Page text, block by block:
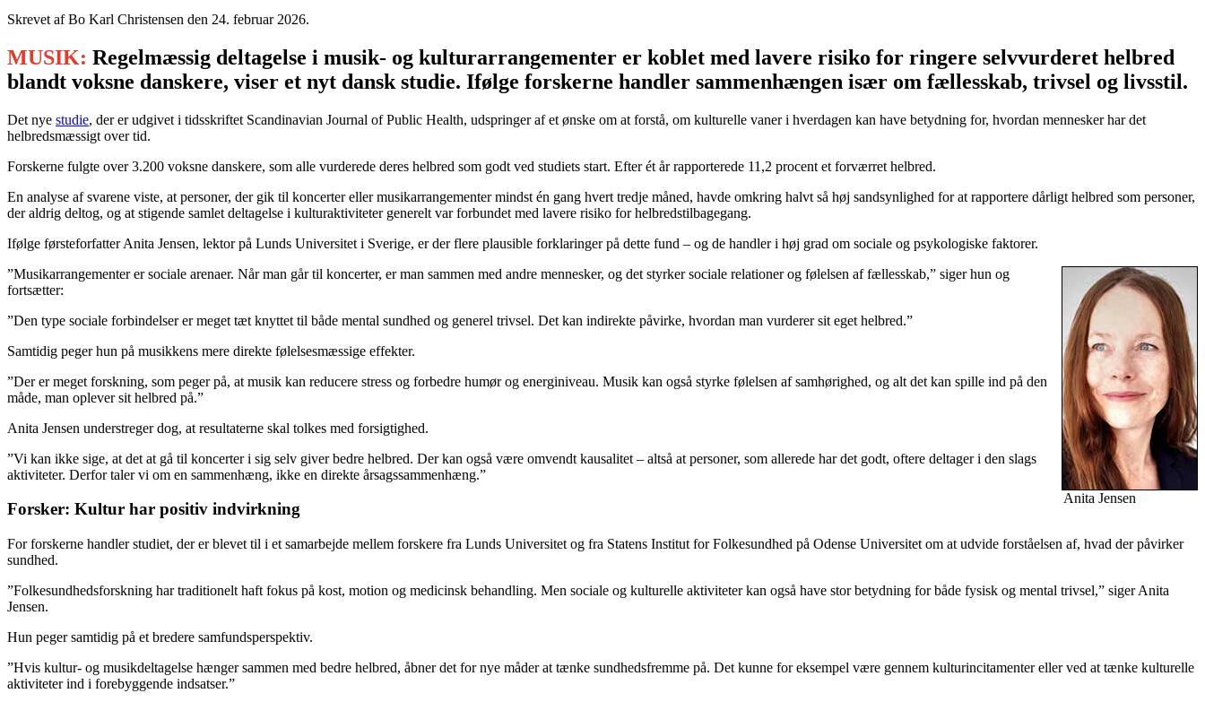
Skrevet af Bo Karl Christensen den 24. februar 2026.
MUSIK: Regelmæssig deltagelse i musik- og kulturarrangementer er koblet med lavere risiko for ringere selvvurderet helbred
blandt voksne danskere, viser et nyt dansk studie. Ifølge forskerne handler sammenhængen især om fællesskab, trivsel og livsstil.
Det nye studie, der er udgivet i tidsskriftet Scandinavian Journal of Public Health, udspringer af et ønske om at forstå, om kulturelle vaner i hverdagen kan have betydning for, hvordan mennesker har det
helbredsmæssigt over tid.
Forskerne fulgte over 3.200 voksne danskere, som alle vurderede deres helbred som godt ved studiets start. Efter ét år rapporterede 11,2 procent et forværret helbred.
En analyse af svarene viste, at personer, der gik til koncerter eller musikarrangementer mindst én gang hvert tredje måned, havde omkring halvt så høj sandsynlighed for at rapportere dårligt helbred som personer,
der aldrig deltog, og at stigende samlet deltagelse i kulturaktiviteter generelt var forbundet med lavere risiko for helbredstilbagegang.
Ifølge førsteforfatter Anita Jensen, lektor på Lunds Universitet i Sverige, er der flere plausible forklaringer på dette fund – og de handler i høj grad om sociale og psykologiske faktorer.
Anita Jensen
”Musikarrangementer er sociale arenaer. Når man går til koncerter, er man sammen med andre mennesker, og det styrker sociale relationer og følelsen af fællesskab,” siger hun og
fortsætter:
”Den type sociale forbindelser er meget tæt knyttet til både mental sundhed og generel trivsel. Det kan indirekte påvirke, hvordan man vurderer sit eget helbred.”
Samtidig peger hun på musikkens mere direkte følelsesmæssige effekter.
”Der er meget forskning, som peger på, at musik kan reducere stress og forbedre humør og energiniveau. Musik kan også styrke følelsen af samhørighed, og alt det kan spille ind på den
måde, man oplever sit helbred på.”
Anita Jensen understreger dog, at resultaterne skal tolkes med forsigtighed.
”Vi kan ikke sige, at det at gå til koncerter i sig selv giver bedre helbred. Der kan også være omvendt kausalitet – altså at personer, som allerede har det godt, oftere deltager i den slags
aktiviteter. Derfor taler vi om en sammenhæng, ikke en direkte årsagssammenhæng.”
Forsker: Kultur har positiv indvirkning
For forskerne handler studiet, der er blevet til i et samarbejde mellem forskere fra Lunds Universitet og fra Statens Institut for Folkesundhed på Odense Universitet om at udvide forståelsen af, hvad der påvirker
sundhed.
”Folkesundhedsforskning har traditionelt haft fokus på kost, motion og medicinsk behandling. Men sociale og kulturelle aktiviteter kan også have stor betydning for både fysisk og mental trivsel,” siger Anita
Jensen.
Hun peger samtidig på et bredere samfundsperspektiv.
”Hvis kultur- og musikdeltagelse hænger sammen med bedre helbred, åbner det for nye måder at tænke sundhedsfremme på. Det kunne for eksempel være gennem kulturincitamenter eller ved at tænke kulturelle
aktiviteter ind i forebyggende indsatser.”